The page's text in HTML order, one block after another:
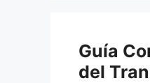
Guía
del